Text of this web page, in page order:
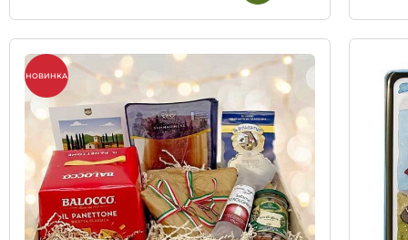
НОВИНКА